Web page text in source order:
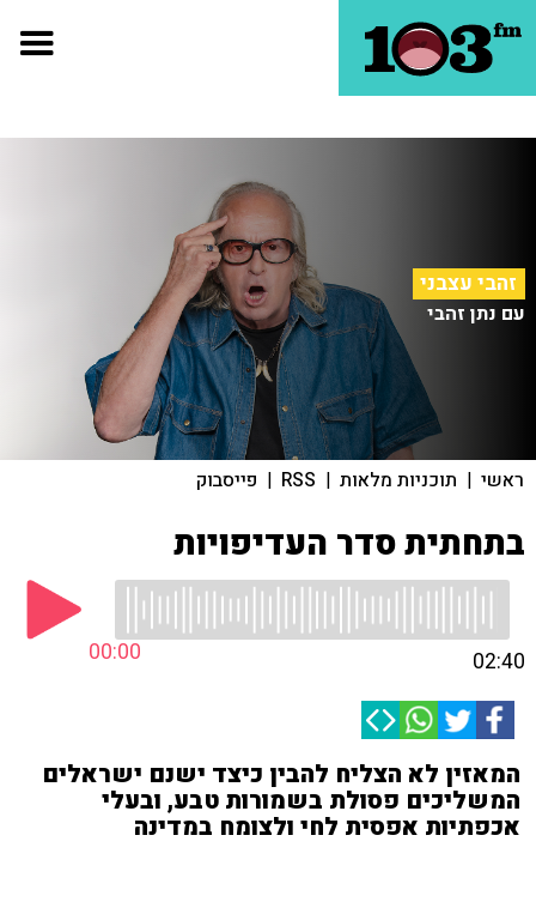
זהבי עצבני
עם נתן זהבי
ראשי | תוכניות מלאות |
RSS
| פייסבוק
בתחתית סדר העדיפויות
00:00 02:40
המאזין לא הצליח להבין כיצד ישנם ישראלים
המשליכים פסולת בשמורות טבע, ובעלי
אכפתיות אפסית לחי ולצומח במדינה